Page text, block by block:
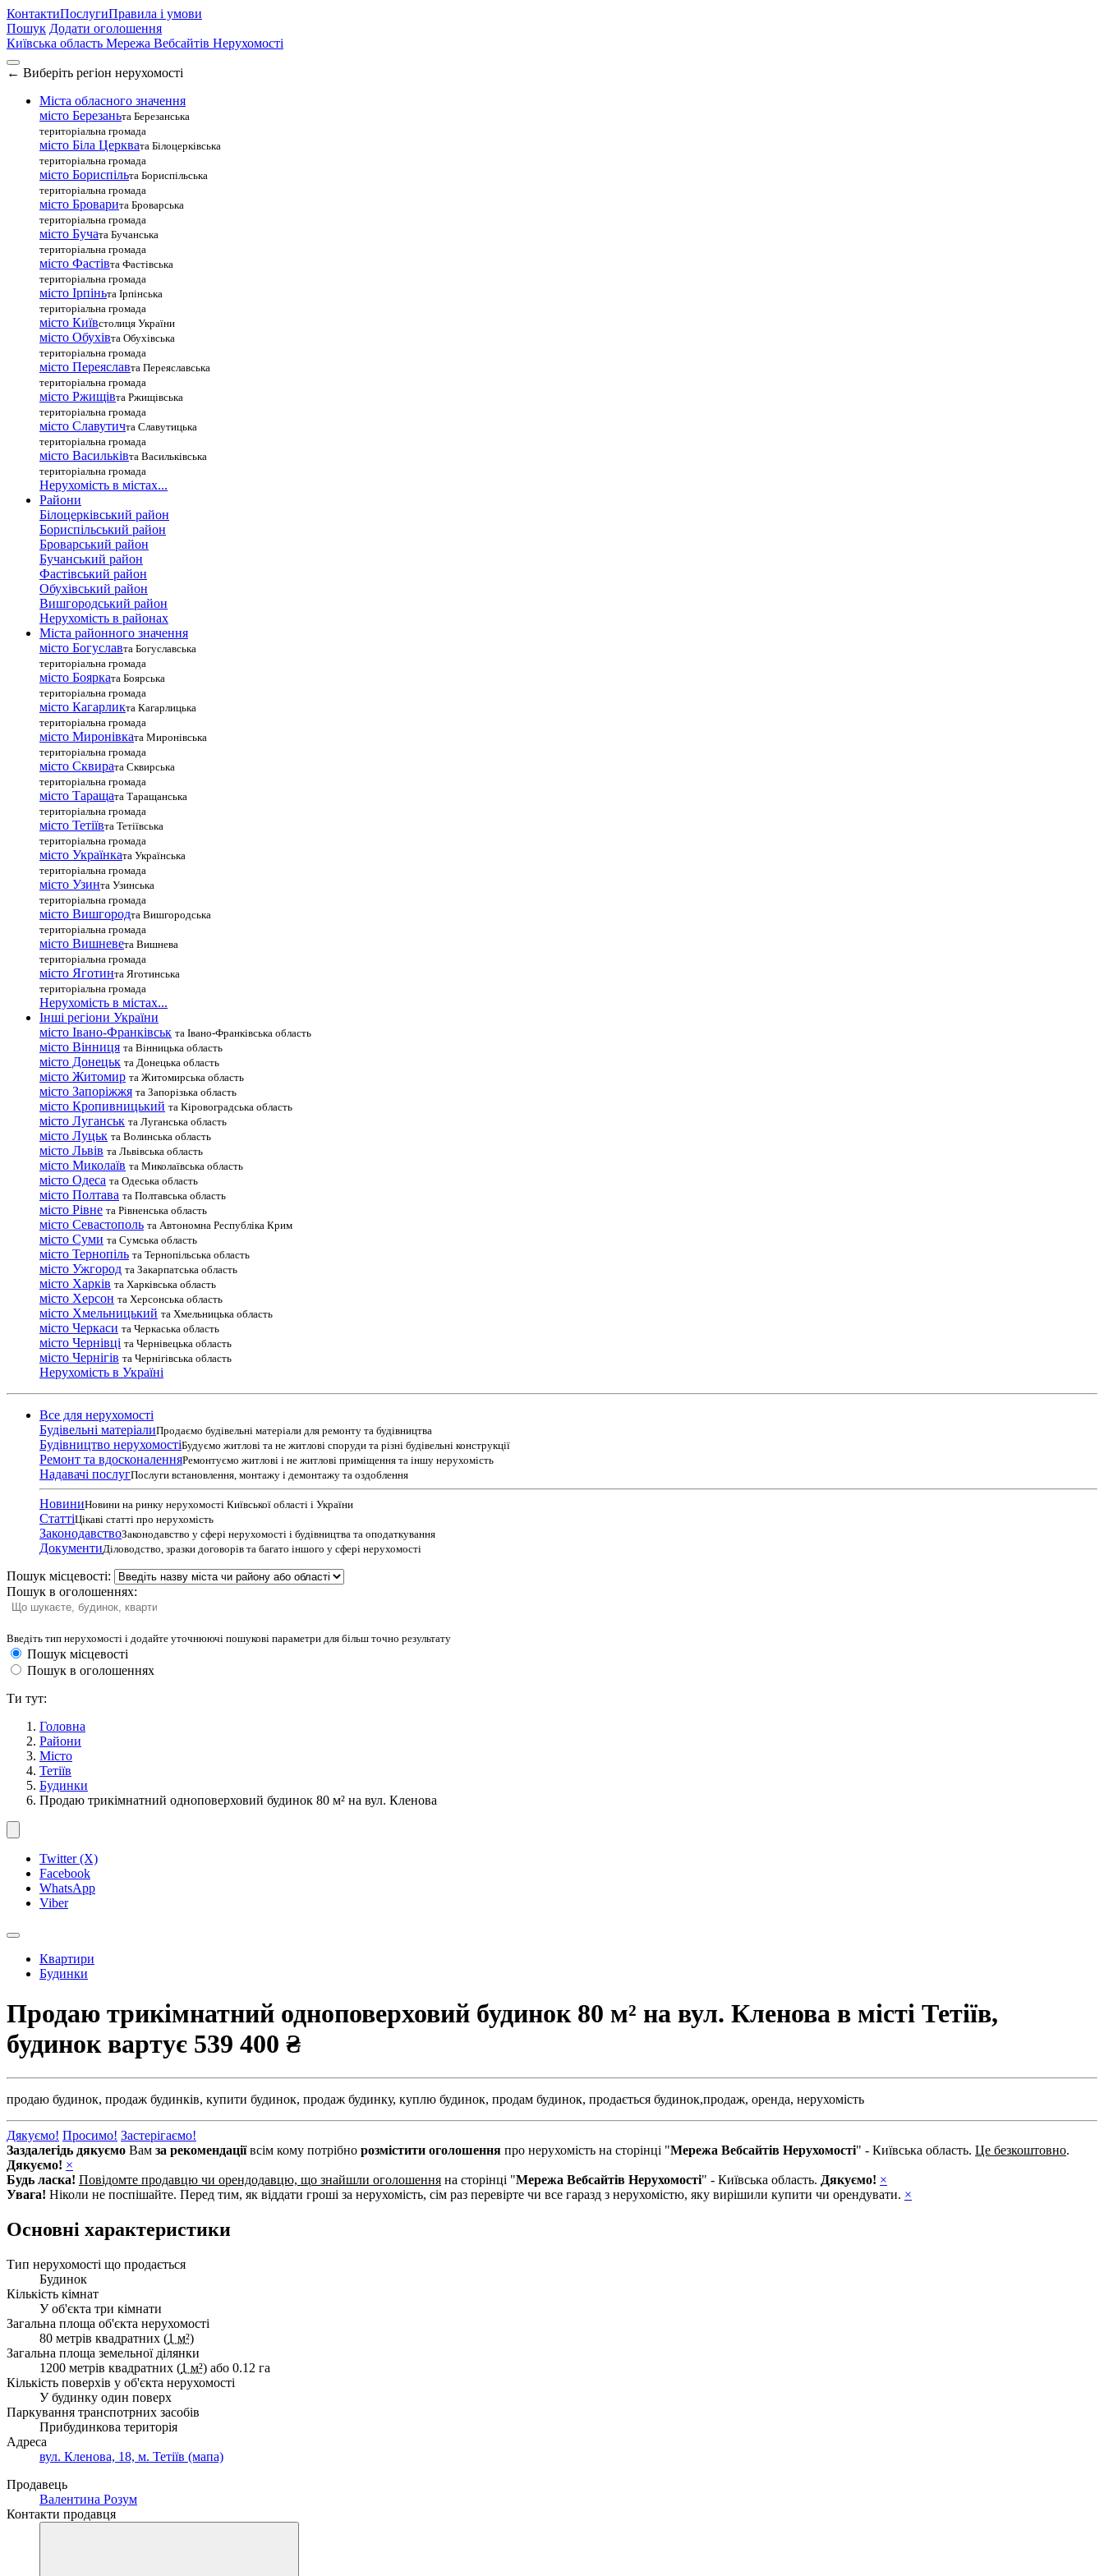
КонтактиПослугиПравила і умови
Пошук Додати оголошення
Київська область Мережа Вебсайтів Нерухомості
← Виберіть регіон нерухомості
Міста обласного значення
місто Березаньта Березанська
територіальна громада
місто Біла Церквата Білоцерківська
територіальна громада
місто Бориспільта Бориспільська
територіальна громада
місто Броварита Броварська
територіальна громада
місто Бучата Бучанська
територіальна громада
місто Фастівта Фастівська
територіальна громада
місто Ірпіньта Ірпінська
територіальна громада
місто Київстолиця України
місто Обухівта Обухівська
територіальна громада
місто Переяславта Переяславська
територіальна громада
місто Ржищівта Ржищівська
територіальна громада
місто Славутичта Славутицька
територіальна громада
місто Василькiвта Васильківська
територіальна громада
Нерухомість в містах...
Райони
Білоцерківський район
Бориспільський район
Броварський район
Бучанський район
Фастівський район
Обухівський район
Вишгородський район
Нерухомість в районах
Міста районного значення
місто Богуславта Богуславська
територіальна громада
місто Боярката Боярська
територіальна громада
місто Кагарликта Кагарлицька
територіальна громада
місто Миронівката Миронівська
територіальна громада
місто Сквирата Сквирська
територіальна громада
місто Таращата Таращанська
територіальна громада
місто Тетіївта Тетіївська
територіальна громада
місто Українката Українська
територіальна громада
місто Узинта Узинська
територіальна громада
місто Вишгородта Вишгородська
територіальна громада
місто Вишневета Вишнева
територіальна громада
місто Яготинта Яготинська
територіальна громада
Нерухомість в містах...
Інші регіони України
місто Івано-Франківськ та Івано-Франківська область
місто Вінниця та Вінницька область
місто Донецьк та Донецька область
місто Житомир та Житомирська область
місто Запоріжжя та Запорізька область
місто Кропивницький та Кіровоградська область
місто Луганськ та Луганська область
місто Луцьк та Волинська область
місто Львів та Львівська область
місто Миколаїв та Миколаївська область
місто Одеса та Одеська область
місто Полтава та Полтавська область
місто Рівне та Рівненська область
місто Севастополь та Автономна Республіка Крим
місто Суми та Сумська область
місто Тернопіль та Тернопільська область
місто Ужгород та Закарпатська область
місто Харків та Харківська область
місто Херсон та Херсонська область
місто Хмельницький та Хмельницька область
місто Черкаси та Черкаська область
місто Чернівці та Чернівецька область
місто Чернігів та Чернігівська область
Нерухомість в Україні
Все для нерухомості
Будівельні матеріалиПродаємо будівельні матеріали для ремонту та будівництва
Будівництво нерухомостіБудуємо житлові та не житлові споруди та різні будівельні конструкції
Ремонт та вдосконаленняРемонтуємо житлові і не житлові приміщення та іншу нерухомість
Надавачі послугПослуги встановлення, монтажу і демонтажу та оздоблення
НовиниНовини на ринку нерухомості Київської області і України
СтаттіЦікаві статті про нерухомість
ЗаконодавствоЗаконодавство у сфері нерухомості і будівництва та оподаткування
ДокументиДіловодство, зразки договорів та багато іншого у сфері нерухомості
Пошук місцевості:
Пошук в оголошеннях:
Введіть тип нерухомості і додайте уточнюючі пошукові параметри для більш точно результату
Пошук місцевості
Пошук в оголошеннях
Ти тут:
Головна
Райони
Місто
Тетіїв
Будинки
Продаю трикімнатний одноповерховий будинок 80 м² на вул. Кленова
Twitter (X)
Facebook
WhatsApp
Viber
Квартири
Будинки
Продаю трикімнатний одноповерховий будинок 80 м² на вул. Кленова в місті Тетіїв,
будинок вартує 539 400 ₴
продаю будинок, продаж будинків, купити будинок, продаж будинку, куплю будинок, продам будинок, продається будинок,продаж, оренда, нерухомість
Дякуємо! Просимо! Застерігаємо!
Заздалегідь дякуємо Вам за рекомендаціївсім кому потрібно розмістити оголошення про нерухомість на сторінці "Мережа Вебсайтів Нерухомості" - Київська область. Це безкоштовно.
Дякуємо! ×
Будь ласка! Повідомте продавцю чи орендодавцю, що знайшли оголошення на сторінці "Мережа Вебсайтів Нерухомості" - Київська область. Дякуємо! ×
Увага! Ніколи не поспішайте. Перед тим, як віддати гроші за нерухомість, сім раз перевірте чи все гаразд з нерухомістю, яку вирішили купити чи орендувати. ×
Основні характеристики
Тип нерухомості що продається
Будинок
Кількість кімнат
У об'єкта три кімнати
Загальна площа об'єкта нерухомості
80 метрів квадратних (1 м²)
Загальна площа земельної ділянки
1200 метрів квадратних (1 м²) або 0.12 га
Кількість поверхів у об'єкта нерухомості
У будинку один поверх
Паркування транспотрних засобів
Прибудинкова територія
Адреса
вул. Кленова, 18, м. Тетіїв (мапа)
Продавець
Валентина Розум
Контакти продавця